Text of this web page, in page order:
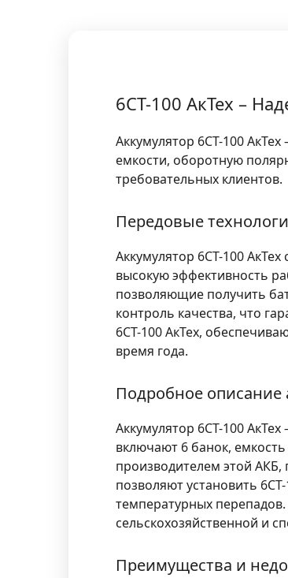
6СТ-100 АкТех –
Аккумулятор 6СТ-100
емкости, оборотную
требовательных клиентов.
Передовые
Аккумулятор 6СТ-100
высокую эффективность
позволяющие получить
контроль качества, что
6СТ-100 АкТех,
время года.
Подробное описание
Аккумулятор 6СТ-100
включают 6 банок,
производителем этой АКБ,
позволяют установить
температурных
сельскохозяйственной и
Преимущества и